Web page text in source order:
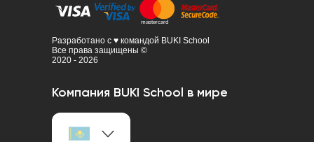
Разработано с ♥ командой BUKI School
Все права защищены ©
2020 - 2026
Компания BUKI School в мире